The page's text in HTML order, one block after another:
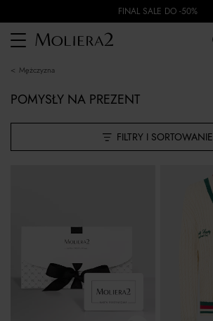
FINAL SALE DO -50%
Toggle
navigation
mężczyzna
FILTRY I SORTOWANIE
POMYSŁY NA PREZENT